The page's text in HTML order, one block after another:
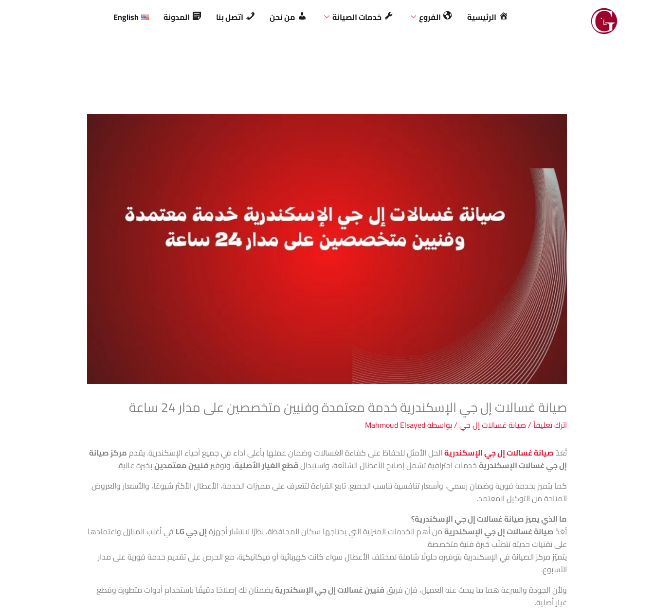
الرئيسية الفروع خدمات الصيانة من نحن اتصل بنا المدونة English
صيانة غسالات إل جي الإسكندرية خدمة معتمدة وفنيين متخصصين على مدار 24 ساعة
اترك تعليقاً/صيانة غسالات إل جي/ بواسطةMahmoud Elsayed
تُعَدّصيانة غسالات إل جي الإسكندريةالحل الأمثل للحفاظ على كفاءة الغسالات وضمان عملها بأعلى أداء في جميع أحياء الإسكندرية. يقدممركز صيانة
إل جي غسالات الإسكندريةخدمات احترافية تشمل إصلاح الأعطال الشائعة، واستبدالقطع الغيار الأصلية، وتوفيرفنيين معتمدينبخبرة عالية.
كما يتميز بخدمة فورية وضمان رسمي، وأسعار تنافسية تناسب الجميع. تابع القراءة لتتعرف على مميزات الخدمة، الأعطال الأكثر شيوعًا، والأسعار والعروض
المتاحة من التوكيل المعتمد.
ما الذي يميز صيانة غسالات إل جي الإسكندرية؟
تُعَدّصيانة غسالات إل جي الإسكندريةمن أهم الخدمات المنزلية التي يحتاجها سكان المحافظة، نظرًا لانتشار أجهزةإل جي LG
في أغلب المنازل واعتمادها
على تقنيات حديثة تتطلّب خبرة فنية متخصصة.
يتميّز مركز الصيانة في الإسكندرية بتوفيره حلولًا شاملة لمختلف الأعطال سواء كانت كهربائية أو ميكانيكية، مع الحرص على تقديم خدمة فورية على مدار
الأسبوع.
ولأن الجودة والسرعة هما ما يبحث عنه العميل، فإن فريقفنيين غسالات إل جي الإسكندريةيضمنان لك إصلاحًا دقيقًا باستخدام أدوات متطورة وقطع
غيار أصلية.